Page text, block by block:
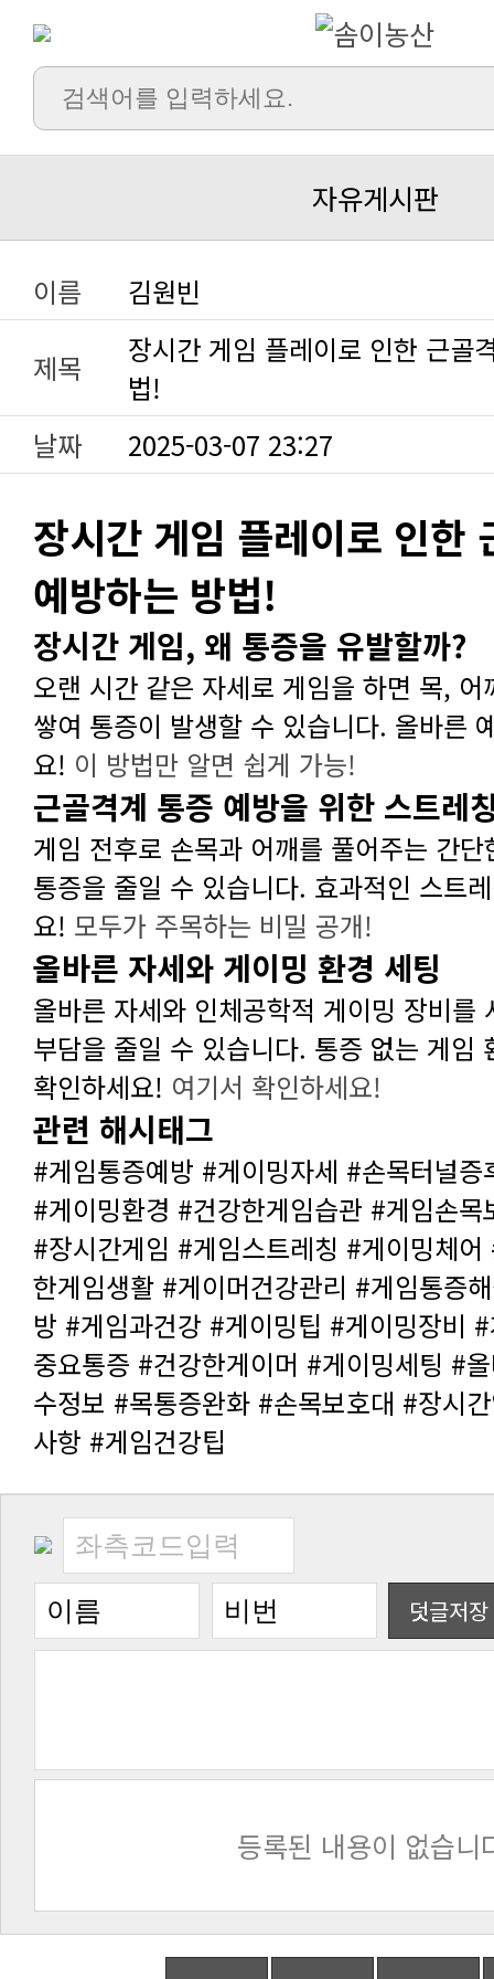
자유게시판
이름
김원빈
제목
법!
날짜
2025-03-07 23:27
예방하는 방법!
장시간 게임, 왜 통증을 유발할까?
요! 이 방법만 알면 쉽게 가능!
근골격계 통증 예방을 위한 스트레
요! 모두가 주목하는 비밀 공개!
올바른 자세와 게이밍 환경 세팅
확인하세요! 여기서 확인하세요!
관련 해시태그
사항 #게임건강팁
덧글저장
등록된 내용이 없습니